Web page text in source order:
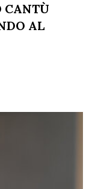
CANTÙ
AL